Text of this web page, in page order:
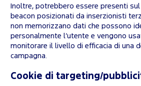
Inoltre, potrebbero essere presenti
beacon posizionati da inserzionisti
non memorizzano dati che possono
personalmente l’utente e vengono
monitorare il livello di efficacia di una
campagna.
Cookie di targeting/